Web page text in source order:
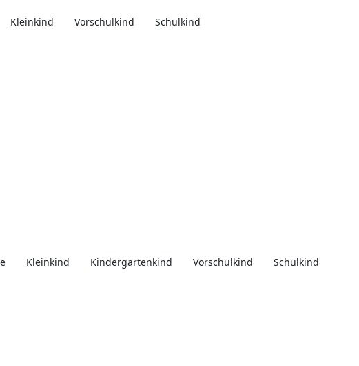
Kleinkind Vorschulkind Schulkind
Kleinkind Kindergartenkind Vorschulkind Schulkind